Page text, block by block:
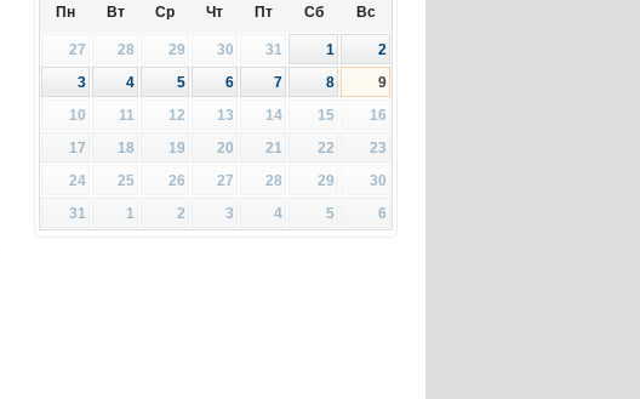
Пн Вт Ср Чт Пт Сб Вс
27 28 29 30 31 1
2
3
4 5 6 7 8
9
10
11 12 13 14 15
16
17
18 19 20 21 22
23
24
25 26 27 28 29
30
31
1 2 3 4 5 6